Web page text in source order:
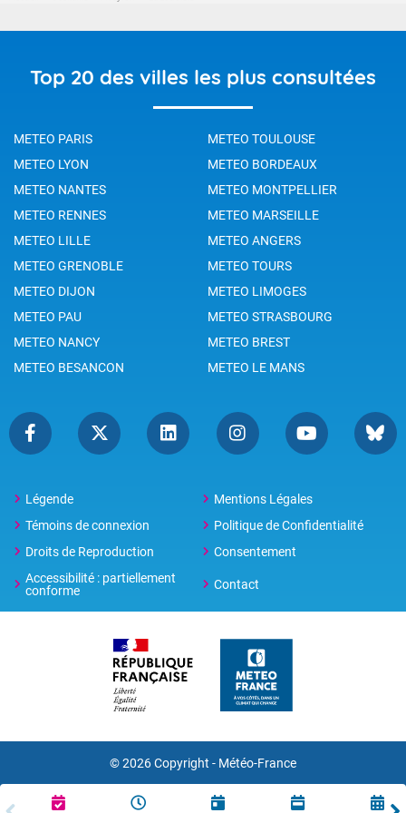
Top 20 des villes les plus consultées
METEO PARIS
METEO TOULOUSE
METEO LYON
METEO BORDEAUX
METEO NANTES
METEO MONTPELLIER
METEO RENNES
METEO MARSEILLE
METEO LILLE
METEO ANGERS
METEO GRENOBLE
METEO TOURS
METEO DIJON
METEO LIMOGES
METEO PAU
METEO STRASBOURG
METEO NANCY
METEO BREST
METEO BESANCON
METEO LE MANS
Légende
Mentions Légales
Témoins de connexion
Politique de Confidentialité
Droits de Reproduction
Consentement
Accessibilité : partiellement
conforme
Contact
© 2026 Copyright - Météo-France